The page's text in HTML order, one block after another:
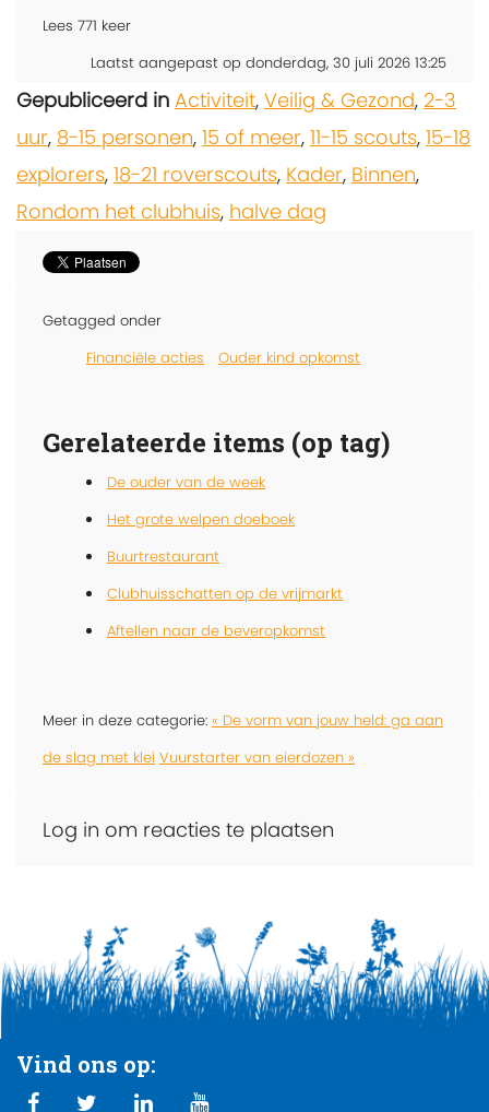
Lees 771 keer
Laatst aangepast op donderdag, 30 juli 2026 13:25
Gepubliceerd in Activiteit, Veilig & Gezond, 2-3
uur, 8-15 personen, 15 of meer, 11-15 scouts, 15-18
explorers, 18-21 roverscouts, Kader, Binnen,
Rondom het clubhuis, halve dag
Getagged onder
Financiële acties
Ouder kind opkomst
Gerelateerde items (op tag)
De ouder van de week
Het grote welpen doeboek
Buurtrestaurant
Clubhuisschatten op de vrijmarkt
Aftellen naar de beveropkomst
Meer in deze categorie: « De vorm van jouw held: ga aan
de slag met klei Vuurstarter van eierdozen »
Log in om reacties te plaatsen
Vind ons op: